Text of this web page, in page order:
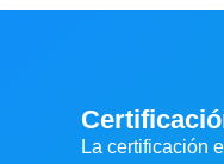
La certificación